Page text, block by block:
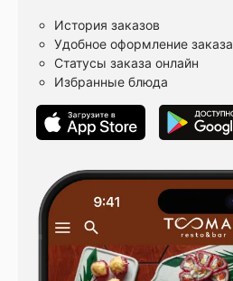
История заказов
Удобное оформление заказа
Статусы заказа онлайн
Избранные блюда